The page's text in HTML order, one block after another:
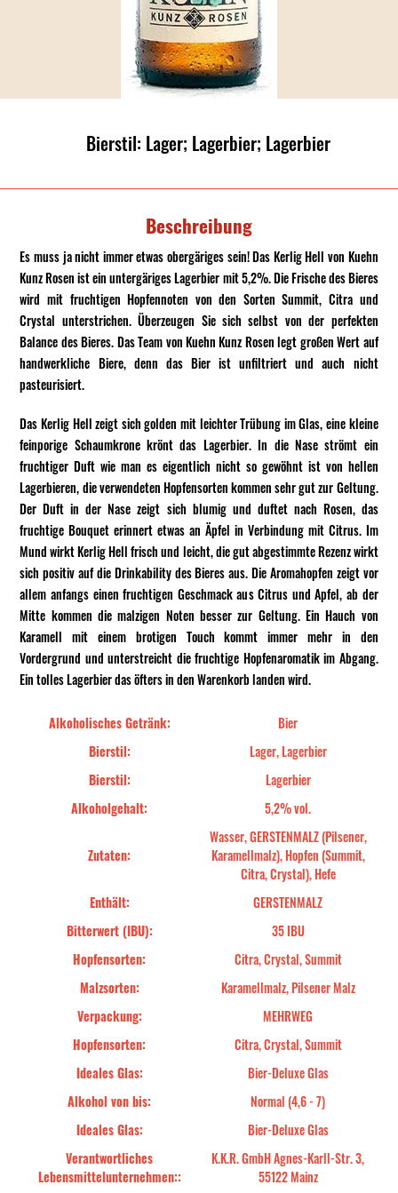
Bierstil: Lager; Lagerbier; Lagerbier
Beschreibung
Es muss ja nicht immer etwas obergäriges sein! Das Kerlig Hell von Kuehn
Kunz Rosen ist ein untergäriges Lagerbier mit 5,2%. Die Frische des Bieres
wird mit fruchtigen Hopfennoten von den Sorten Summit, Citra und
Crystal unterstrichen. Überzeugen Sie sich selbst von der perfekten
Balance des Bieres. Das Team von Kuehn Kunz Rosen legt großen Wert auf
handwerkliche Biere, denn das Bier ist unfiltriert und auch nicht
pasteurisiert.
Das Kerlig Hell zeigt sich golden mit leichter Trübung im Glas, eine kleine
feinporige Schaumkrone krönt das Lagerbier. In die Nase strömt ein
fruchtiger Duft wie man es eigentlich nicht so gewöhnt ist von hellen
Lagerbieren, die verwendeten Hopfensorten kommen sehr gut zur Geltung.
Der Duft in der Nase zeigt sich blumig und duftet nach Rosen, das
fruchtige Bouquet erinnert etwas an Äpfel in Verbindung mit Citrus. Im
Mund wirkt Kerlig Hell frisch und leicht, die gut abgestimmte Rezenz wirkt
sich positiv auf die Drinkability des Bieres aus. Die Aromahopfen zeigt vor
allem anfangs einen fruchtigen Geschmack aus Citrus und Apfel, ab der
Mitte kommen die malzigen Noten besser zur Geltung. Ein Hauch von
Karamell mit einem brotigen Touch kommt immer mehr in den
Vordergrund und unterstreicht die fruchtige Hopfenaromatik im Abgang.
Ein tolles Lagerbier das öfters in den Warenkorb landen wird.
Alkoholisches Getränk:
Bier
Bierstil:
Lager, Lagerbier
Bierstil:
Lagerbier
Alkoholgehalt:
5,2% vol.
Zutaten:
Wasser, GERSTENMALZ (Pilsener,
Karamellmalz), Hopfen (Summit,
Citra, Crystal), Hefe
Enthält:
GERSTENMALZ
Bitterwert (IBU):
35 IBU
Hopfensorten:
Citra, Crystal, Summit
Malzsorten:
Karamellmalz, Pilsener Malz
Verpackung:
MEHRWEG
Hopfensorten:
Citra, Crystal, Summit
Ideales Glas:
Bier-Deluxe Glas
Alkohol von bis:
Normal (4,6 - 7)
Ideales Glas:
Bier-Deluxe Glas
Verantwortliches
Lebensmittelunternehmen::
K.K.R. GmbH Agnes-Karll-Str. 3,
55122 Mainz